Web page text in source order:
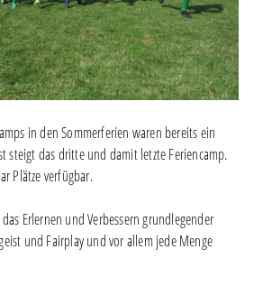
in den Sommerferien waren bereits ein
steigt das dritte und damit letzte Feriencamp.
Plätze verfügbar.
Erlernen und Verbessern grundlegender
und Fairplay und vor allem jede Menge